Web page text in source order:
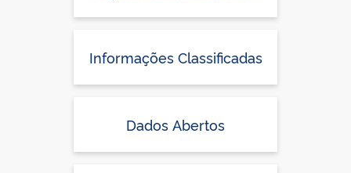
Informações Classificadas
Dados Abertos